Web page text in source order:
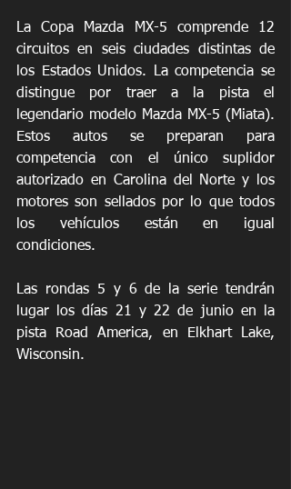
La Copa Mazda MX-5 comprende 12
circuitos en seis ciudades distintas de
los Estados Unidos. La competencia se
distingue por traer a la pista el
legendario modelo Mazda MX-5 (Miata).
Estos autos se preparan para
competencia con el único suplidor
autorizado en Carolina del Norte y los
motores son sellados por lo que todos
los vehículos están en igual
condiciones.
Las rondas 5 y 6 de la serie tendrán
lugar los días 21 y 22 de junio en la
pista Road America, en Elkhart Lake,
Wisconsin.